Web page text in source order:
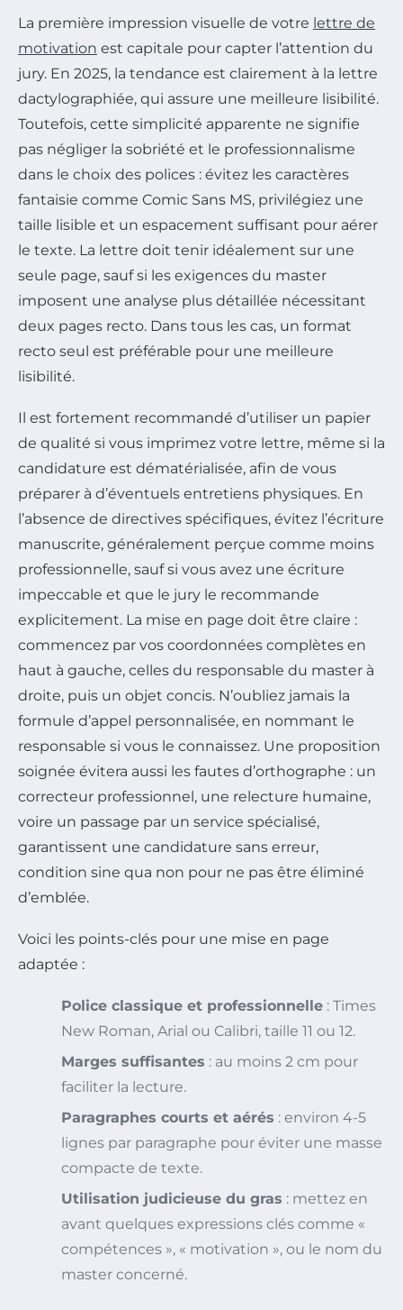
La première impression visuelle de votre lettre de
motivation est capitale pour capter l’attention du
jury. En 2025, la tendance est clairement à la lettre
dactylographiée, qui assure une meilleure lisibilité.
Toutefois, cette simplicité apparente ne signifie
pas négliger la sobriété et le professionnalisme
dans le choix des polices : évitez les caractères
fantaisie comme Comic Sans MS, privilégiez une
taille lisible et un espacement suffisant pour aérer
le texte. La lettre doit tenir idéalement sur une
seule page, sauf si les exigences du master
imposent une analyse plus détaillée nécessitant
deux pages recto. Dans tous les cas, un format
recto seul est préférable pour une meilleure
lisibilité.
Il est fortement recommandé d’utiliser un papier
de qualité si vous imprimez votre lettre, même si la
candidature est dématérialisée, afin de vous
préparer à d’éventuels entretiens physiques. En
l’absence de directives spécifiques, évitez l’écriture
manuscrite, généralement perçue comme moins
professionnelle, sauf si vous avez une écriture
impeccable et que le jury le recommande
explicitement. La mise en page doit être claire :
commencez par vos coordonnées complètes en
haut à gauche, celles du responsable du master à
droite, puis un objet concis. N’oubliez jamais la
formule d’appel personnalisée, en nommant le
responsable si vous le connaissez. Une proposition
soignée évitera aussi les fautes d’orthographe : un
correcteur professionnel, une relecture humaine,
voire un passage par un service spécialisé,
garantissent une candidature sans erreur,
condition sine qua non pour ne pas être éliminé
d’emblée.
Voici les points-clés pour une mise en page
adaptée :
Police classique et professionnelle : Times
New Roman, Arial ou Calibri, taille 11 ou 12.
Marges suffisantes : au moins 2 cm pour
faciliter la lecture.
Paragraphes courts et aérés : environ 4-5
lignes par paragraphe pour éviter une masse
compacte de texte.
Utilisation judicieuse du gras : mettez en
avant quelques expressions clés comme «
compétences », « motivation », ou le nom du
master concerné.